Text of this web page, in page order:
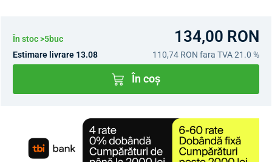
În stoc >5buc 134,00 RON
Estimare livrare 13.08 110,74 RON fara TVA 21.0 %
În coș